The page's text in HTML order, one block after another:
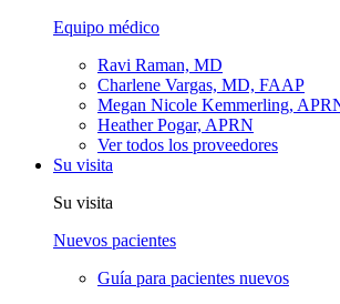
Equipo médico
Ravi Raman, MD
Charlene Vargas, MD, FAAP
Megan Nicole Kemmerling,
Heather Pogar, APRN
Ver todos los proveedores
Su visita
Su visita
Nuevos pacientes
Guía para pacientes nuevos